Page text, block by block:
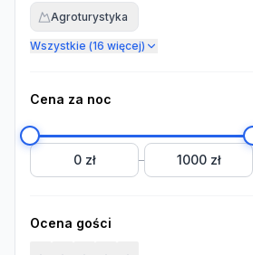
Agroturystyka
Wszystkie (16 więcej)
Cena za noc
0 zł – 1000 zł
Ocena gości